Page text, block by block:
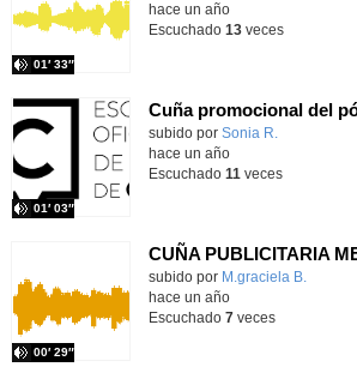
01′ 33″
hace un año
Escuchado 13veces
Contenido educativo.
subido por Sonia R.
01′ 03″
hace un año
Escuchado 11 veces
Contenido educativo.
subido por M.graciela B.
00′ 29″
hace un año
Escuchado 7 veces